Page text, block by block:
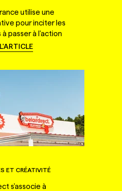
utilise une
pour inciter les
à passer à l'action
ET CRÉATIVITÉ
s'associe à